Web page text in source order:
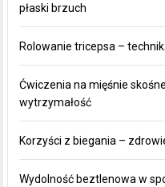
płaski brzuch
Rolowanie tricepsa –
Ćwiczenia na mięśnie
wytrzymałość
Korzyści z biegania –
Wydolność beztlenowa w